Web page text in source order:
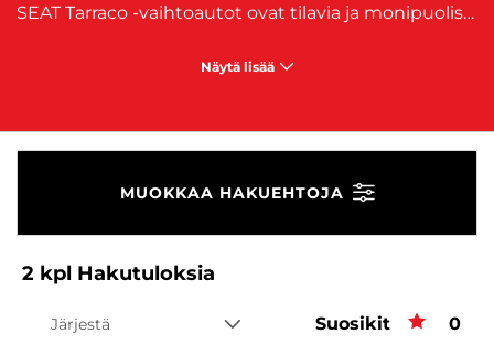
SEAT Tarraco -vaihtoautot ovat tilavia ja monipuolisia katumaastureita, jotka tarjoavat mukavuutta, suorituskykyä ja tyylikkyyttä suurempaan perhe- ja matkustustarpeeseen. Tarraco on suunniteltu erityisesti niille, jotka arvostavat SUV-mallin korkeaa istuma-asentoa, tilavia sisätiloja ja monipuolisia ominaisuuksia. Tämä SEATin suurin katumaasturi sopii mainiosti perheille ja aktiivisille kuljettajille, jotka tarvitsevat enemmän tilaa niin matkustajille kuin matkatavaroillekin.
Näytä lisää
MUOKKAA HAKUEHTOJA
2 kpl Hakutuloksia
Järjestä Suosikit 0